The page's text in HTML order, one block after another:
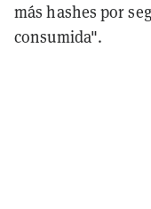
más hashes por
consumida".